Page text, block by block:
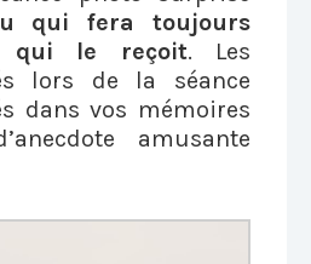
qui fera toujours
qui le reçoit. Les
lors de la séance
dans vos mémoires
amusante